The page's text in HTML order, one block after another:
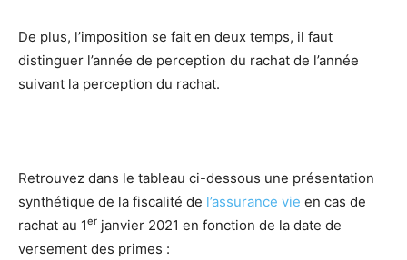
De plus, l’imposition se fait en deux temps, il faut
distinguer l’année de perception du rachat de l’année
suivant la perception du rachat.
Retrouvez dans le tableau ci-dessous une présentation
synthétique de la fiscalité de l’assurance vie en cas de
rachat au 1er janvier 2021 en fonction de la date de
versement des primes :